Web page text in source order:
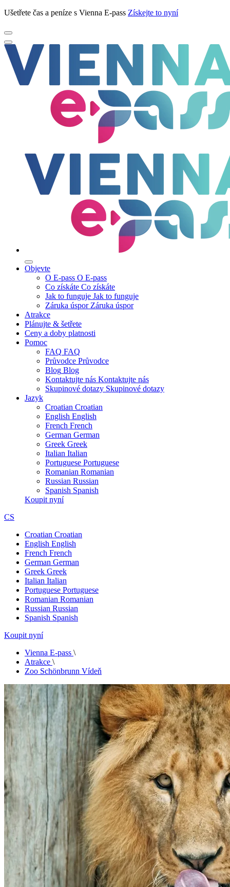
Ušetřete čas a peníze s Vienna E-pass Získejte to nyní
Objevte
O E-pass O E-pass
Co získáte Co získáte
Jak to funguje Jak to funguje
Záruka úspor Záruka úspor
Atrakce
Plánujte & šetřete
Ceny a doby platnosti
Pomoc
FAQ FAQ
Průvodce Průvodce
Blog Blog
Kontaktujte nás Kontaktujte nás
Skupinové dotazy Skupinové dotazy
Jazyk
Croatian Croatian
English English
French French
German German
Greek Greek
Italian Italian
Portuguese Portuguese
Romanian Romanian
Russian Russian
Spanish Spanish
Koupit nyní
CS
Croatian Croatian
English English
French French
German German
Greek Greek
Italian Italian
Portuguese Portuguese
Romanian Romanian
Russian Russian
Spanish Spanish
Koupit nyní
Vienna E-pass \
Atrakce \
Zoo Schönbrunn Vídeň